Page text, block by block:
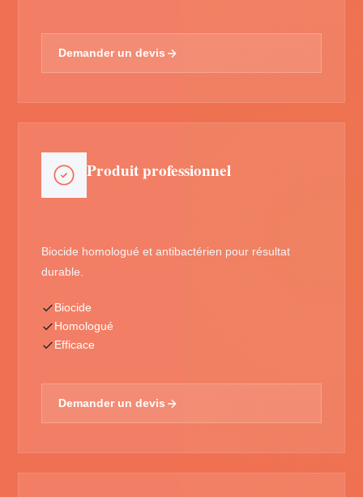
Demander un devis
Produit professionnel
Biocide homologué et antibactérien pour résultat
durable.
Biocide
Homologué
Efficace
Demander un devis